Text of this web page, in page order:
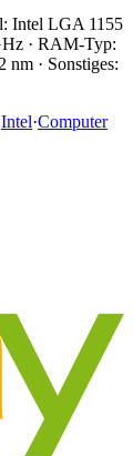
Intel LGA 1155
· RAM-Typ:
· Sonstiges:
Intel·Computer